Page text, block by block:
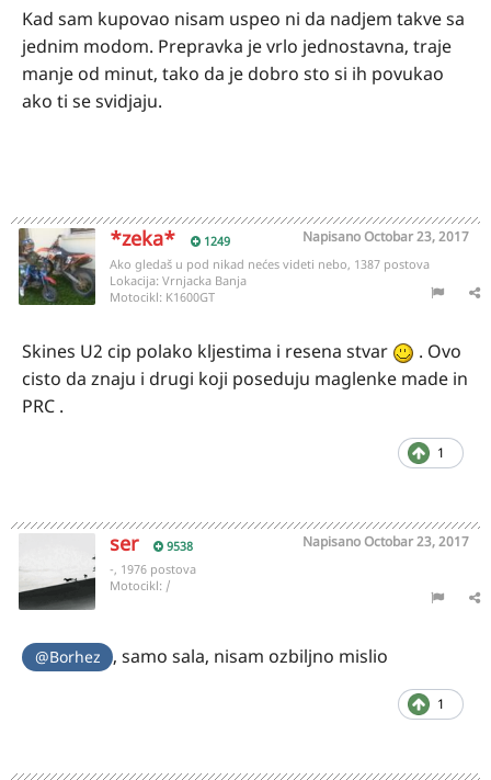
Kad sam kupovao nisam uspeo ni da nadjem takve sa
jednim modom. Prepravka je vrlo jednostavna, traje
manje od minut, tako da je dobro sto si ih povukao
ako ti se svidjaju.
*zeka* 1249 NapisanoOctobar 23, 2017
Ako gledaš u pod nikad nećes videti nebo, 1387 postova
Lokacija: Vrnjacka Banja
Motocikl: K1600GT
Skines U2 cip polako kljestima i resena stvar
. Ovo
cisto da znaju i drugi koji poseduju maglenke made in
PRC .
1
ser 9538 NapisanoOctobar 23, 2017
-, 1976 postova
Motocikl: /
@Borhez , samo sala, nisam ozbiljno mislio
1